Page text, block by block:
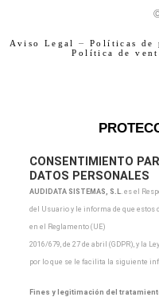
c
s
t
m
Aviso Legal –Políticas de
Política de
CONSENTIMIENTO
DATOS PERSONALES
AUDIDATA SISTEMAS, S.L es el
del Usuario y le informa de que
en el Reglamento (UE)
2016/679, de 27 de abril (GDPR), y la
por lo que se le facilita la siguiente
Fines y legitimación del